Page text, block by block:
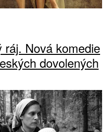
ráj. Nová komedie
dovolených